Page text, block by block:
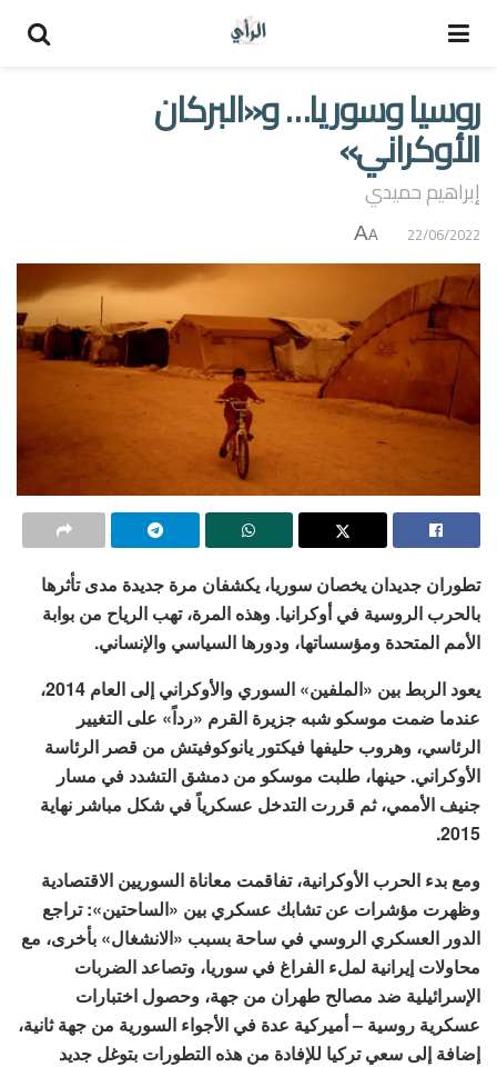
روسيا وسوريا… و«البركان
الأوكراني»
إبراهيم حميدي
22/06/2022
A
A
تطوران جديدان يخصان سوريا، يكشفان مرة جديدة مدى تأثرها
بالحرب الروسية في أوكرانيا. وهذه المرة، تهب الرياح من بوابة
الأمم المتحدة ومؤسساتها، ودورها السياسي والإنساني.
يعود الربط بين «الملفين» السوري والأوكراني إلى العام 2014،
عندما ضمت موسكو شبه جزيرة القرم «رداً» على التغيير
الرئاسي، وهروب حليفها فيكتور يانوكوفيتش من قصر الرئاسة
الأوكراني. حينها، طلبت موسكو من دمشق التشدد في مسار
جنيف الأممي، ثم قررت التدخل عسكرياً في شكل مباشر نهاية
2015.
ومع بدء الحرب الأوكرانية، تفاقمت معاناة السوريين الاقتصادية
وظهرت مؤشرات عن تشابك عسكري بين «الساحتين»: تراجع
الدور العسكري الروسي في ساحة بسبب «الانشغال» بأخرى، مع
محاولات إيرانية لملء الفراغ في سوريا، وتصاعد الضربات
الإسرائيلية ضد مصالح طهران من جهة، وحصول اختبارات
عسكرية روسية – أميركية عدة في الأجواء السورية من جهة ثانية،
إضافة إلى سعي تركيا للإفادة من هذه التطورات بتوغل جديد